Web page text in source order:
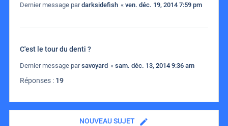
Dernier message pardarksidefish « ven. déc. 19, 2014 7:59 pm
C'est le tour du denti ?
Dernier message parsavoyard « sam. déc. 13, 2014 9:36 am
Réponses : 19
NOUVEAU SUJET